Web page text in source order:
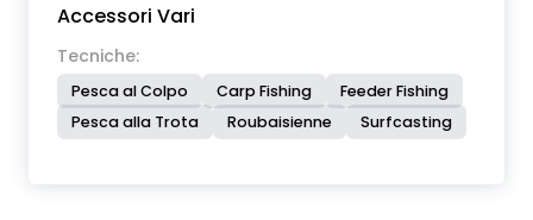
lenza.
Accessori Vari
Tecniche:
Pesca al Colpo Carp Fishing
Feeder Fishing
Pesca alla Trota
Roubaisienne Surfcasting